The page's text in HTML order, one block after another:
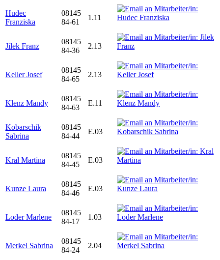
Hudec
Franziska
08145
84-61
1.11
Jilek Franz
08145
84-36
2.13
Keller Josef
08145
84-65
2.13
Klenz Mandy
08145
84-63
E.11
Kobarschik
Sabrina
08145
84-44
E.03
Kral Martina
08145
84-45
E.03
Kunze Laura
08145
84-46
E.03
Loder Marlene
08145
84-17
1.03
Merkel Sabrina
08145
84-24
2.04